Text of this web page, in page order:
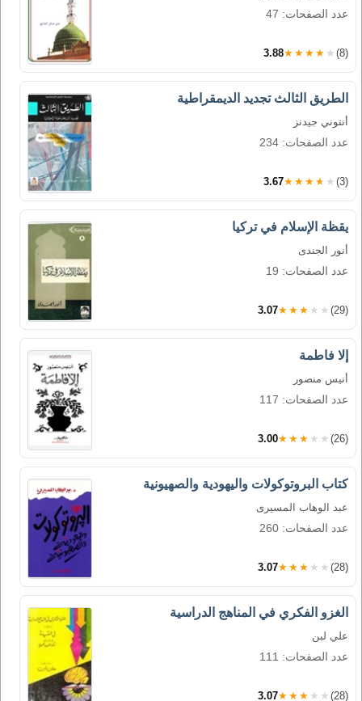
عدد الصفحات: 47
3.88★★★★★ (8)
الطريق الثالث تجديد الديمقراطية
أنتوني جيدنز
عدد الصفحات: 234
3.67★★★★★ (3)
يقظة الإسلام في تركيا
أنور الجندى
عدد الصفحات: 19
3.07★★★★★ (29)
إلا فاطمة
أنيس منصور
عدد الصفحات: 117
3.00★★★★★ (26)
كتاب البروتوكولات واليهودية والصهيونية
عبد الوهاب المسيرى
عدد الصفحات: 260
3.07★★★★★ (28)
الغزو الفكري في المناهج الدراسية
علي لبن
عدد الصفحات: 111
3.07★★★★★ (28)